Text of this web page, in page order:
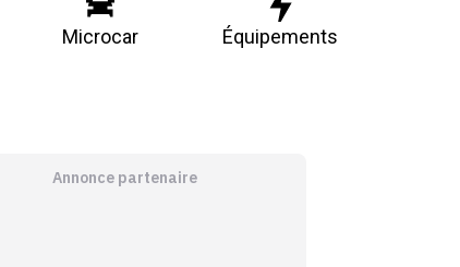
Microcar Équipements
Annonce partenaire